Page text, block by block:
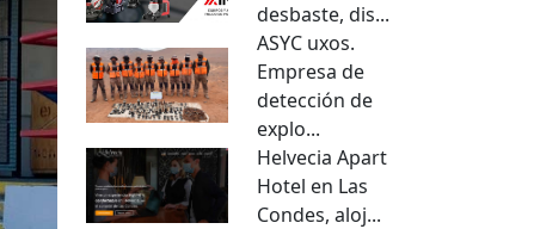
desbaste, dis...
ASYC uxos.
Empresa de
detección de
explo...
Helvecia Apart
Hotel en Las
Condes, aloj...